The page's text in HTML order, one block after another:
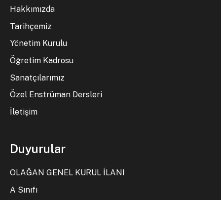
Hakkımızda
Tarihçemiz
Yönetim Kurulu
Öğretim Kadrosu
Sanatçılarımız
Özel Enstrüman Dersleri
İletişim
Duyurular
OLAĞAN GENEL KURUL İLANI
A Sınıfı